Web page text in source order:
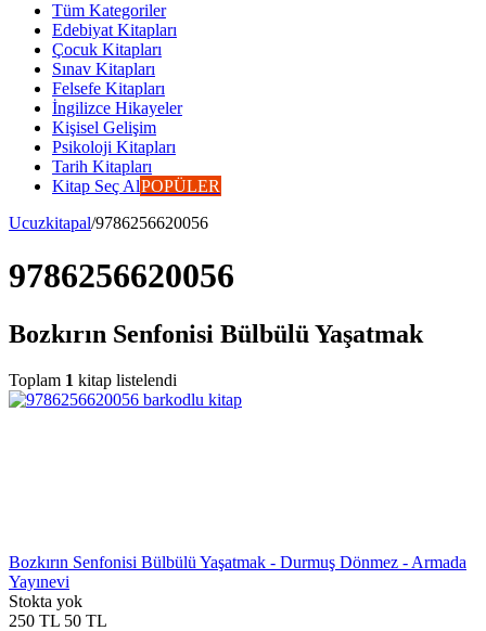
Tüm Kategoriler
Edebiyat Kitapları
Çocuk Kitapları
Sınav Kitapları
Felsefe Kitapları
İngilizce Hikayeler
Kişisel Gelişim
Psikoloji Kitapları
Tarih Kitapları
Kitap Seç AlPOPÜLER
Ucuzkitapal/9786256620056
9786256620056
Bozkırın Senfonisi Bülbülü Yaşatmak
Toplam 1 kitap listelendi
Bozkırın Senfonisi Bülbülü Yaşatmak - Durmuş Dönmez - Armada
Yayınevi
Stokta yok
250 TL 50 TL